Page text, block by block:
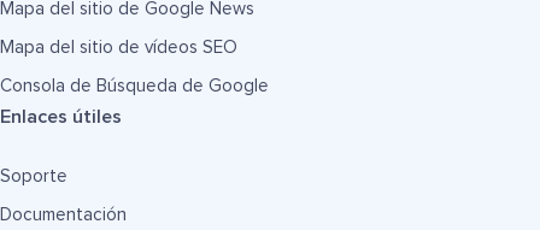
Mapa del sitio de Google News
Mapa del sitio de vídeos SEO
Consola de Búsqueda de Google
Enlaces útiles
Soporte
Documentación